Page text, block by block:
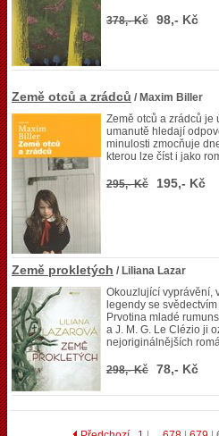
378,- Kč 98,- Kč
Země otců a zrádců / Maxim Biller
Země otců a zrádců je
umanutě hledají
minulosti zmocňuje
kterou lze číst i jako
295,- Kč 195,- Kč
Země prokletých / Liliana Lazar
Okouzlující vyprávění,
legendy se
Prvotina mladé
a J. M. G. Le Clézio ji
nejoriginálnějších
298,- Kč 78,- Kč